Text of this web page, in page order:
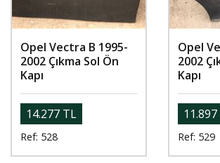
Opel Vectra B 1995-
2002 Çıkma Sol Ön
Kapı
14.277 TL
Ref: 528
Opel
2002
Kapı
Ref: 529